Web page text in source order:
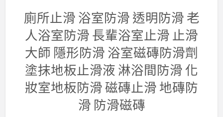
廁所止滑 浴室防滑 透明防滑 老
人浴室防滑 長輩浴室止滑 止滑
大師 隱形防滑 浴室磁磚防滑劑
塗抹地板止滑液 淋浴間防滑 化
妝室地板防滑 磁磚止滑 地磚防
滑 防滑磁磚